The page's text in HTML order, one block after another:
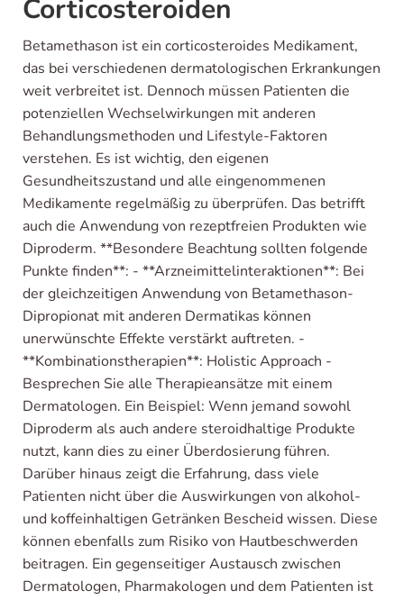
Corticosteroiden
Betamethason ist ein corticosteroides Medikament,
das bei verschiedenen dermatologischen Erkrankungen
weit verbreitet ist. Dennoch müssen Patienten die
potenziellen Wechselwirkungen mit anderen
Behandlungsmethoden und Lifestyle-Faktoren
verstehen. Es ist wichtig, den eigenen
Gesundheitszustand und alle eingenommenen
Medikamente regelmäßig zu überprüfen. Das betrifft
auch die Anwendung von rezeptfreien Produkten wie
Diproderm. **Besondere Beachtung sollten folgende
Punkte finden**: - **Arzneimittelinteraktionen**: Bei
der gleichzeitigen Anwendung von Betamethason-
Dipropionat mit anderen Dermatikas können
unerwünschte Effekte verstärkt auftreten. -
**Kombinationstherapien**: Holistic Approach -
Besprechen Sie alle Therapieansätze mit einem
Dermatologen. Ein Beispiel: Wenn jemand sowohl
Diproderm als auch andere steroidhaltige Produkte
nutzt, kann dies zu einer Überdosierung führen.
Darüber hinaus zeigt die Erfahrung, dass viele
Patienten nicht über die Auswirkungen von alkohol-
und koffeinhaltigen Getränken Bescheid wissen. Diese
können ebenfalls zum Risiko von Hautbeschwerden
beitragen. Ein gegenseitiger Austausch zwischen
Dermatologen, Pharmakologen und dem Patienten ist